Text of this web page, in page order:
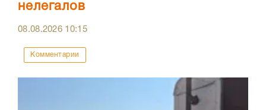
нелегалов
08.08.2026 10:15
Комментарии